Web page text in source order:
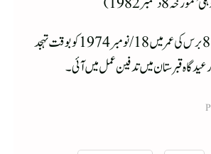
منشی عبدالقیوم خاں نے 88برس کی عمر میں 18/نومبر1974کو بوقت تہجد
عیدگاہ قبرستان میں تدفین عمل میں آئی۔